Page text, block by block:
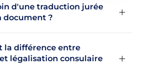
d'une traduction jurée
document ?
la différence entre
légalisation consulaire